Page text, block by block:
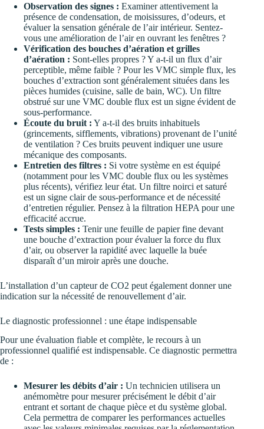
Observation des signes : Examiner attentivement la
présence de condensation, de moisissures, d’odeurs, et
évaluer la sensation générale de l’air intérieur. Sentez-
vous une amélioration de l’air en ouvrant les fenêtres ?
Vérification des bouches d’aération et grilles
d’aération : Sont-elles propres ? Y a-t-il un flux d’air
perceptible, même faible ? Pour les VMC simple flux, les
bouches d’extraction sont généralement situées dans les
pièces humides (cuisine, salle de bain, WC). Un filtre
obstrué sur une VMC double flux est un signe évident de
sous-performance.
Écoute du bruit : Y a-t-il des bruits inhabituels
(grincements, sifflements, vibrations) provenant de l’unité
de ventilation ? Ces bruits peuvent indiquer une usure
mécanique des composants.
Entretien des filtres : Si votre système en est équipé
(notamment pour les VMC double flux ou les systèmes
plus récents), vérifiez leur état. Un filtre noirci et saturé
est un signe clair de sous-performance et de nécessité
d’entretien régulier. Pensez à la filtration HEPA pour une
efficacité accrue.
Tests simples : Tenir une feuille de papier fine devant
une bouche d’extraction pour évaluer la force du flux
d’air, ou observer la rapidité avec laquelle la buée
disparaît d’un miroir après une douche.
L’installation d’un capteur de CO2 peut également donner une
indication sur la nécessité de renouvellement d’air.
Le diagnostic professionnel : une étape indispensable
Pour une évaluation fiable et complète, le recours à un
professionnel qualifié est indispensable. Ce diagnostic permettra
de :
Mesurer les débits d’air : Un technicien utilisera un
anémomètre pour mesurer précisément le débit d’air
entrant et sortant de chaque pièce et du système global.
Cela permettra de comparer les performances actuelles